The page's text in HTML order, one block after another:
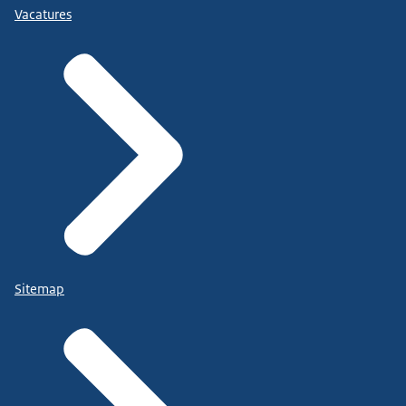
Vacatures
Sitemap